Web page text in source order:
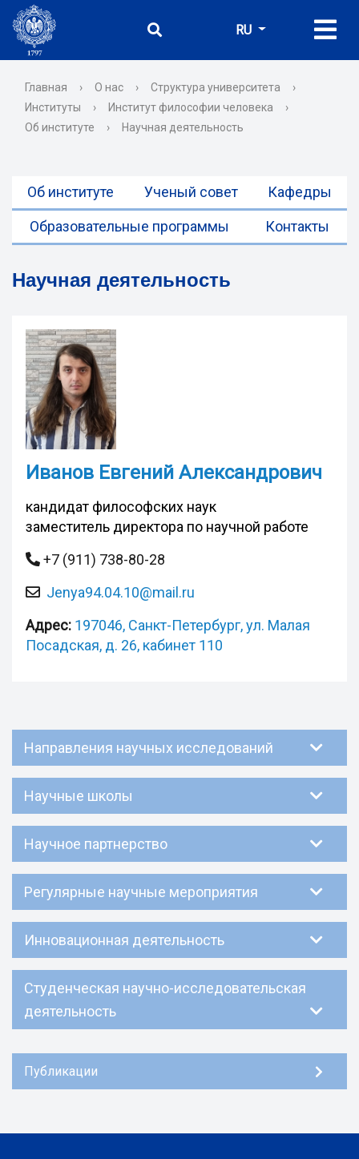
RU
Главная › О нас › Структура университета
›
Институты
› Институт философии человека
›
Об институте
› Научная деятельность
Об институте Ученый совет Кафедры
Образовательные программы Контакты
Научная деятельность
Иванов Евгений Александрович
кандидат философских наук
заместитель директора по научной работе
+7 (911) 738-80-28
Jenya94.04.10@mail.ru
Адрес: 197046, Санкт-Петербург, ул. Малая
Посадская, д. 26, кабинет 110
Направления научных исследований
Научные школы
Научное партнерство
Регулярные научные мероприятия
Инновационная деятельность
Студенческая научно-исследовательская
деятельность
Публикации